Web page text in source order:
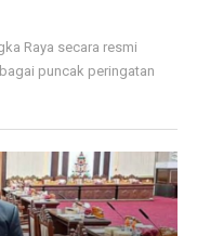
Raya secara resmi
puncak peringatan